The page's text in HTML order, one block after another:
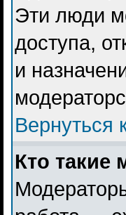
Эти люди
доступа,
и
Вернуться
Кто такие